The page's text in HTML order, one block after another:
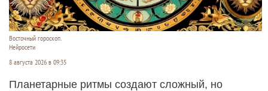
Восточный гороскоп.
Нейросети
8 августа 2026 в 09:35
Планетарные ритмы создают сложный, но